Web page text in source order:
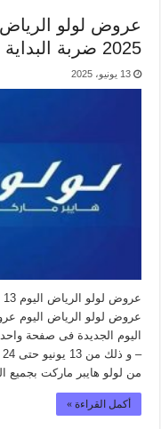
2025 ضربة البداية
13 يونيو، 2025
عروض لولو الرياض اليوم
اليوم الجديدة فى صفحة
من لولو هايبر ماركت بجميع
أكمل القراءة »